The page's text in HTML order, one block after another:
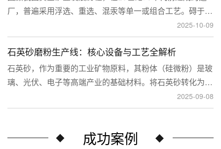
厂，普遍采用浮选、重选、混汞等单一或组合工艺。碍于当
时选矿工艺水平的限制，回收率普遍较低，大量细粒金、包
裹金或与特定矿物共生的金流失到尾矿中，造成了巨大的经
济损失。
2025-10-09
石英砂磨粉生产线：核心设备与工艺全解析
石英砂，作为重要的工业矿物原料，其粉体（硅微粉）是玻
璃、光伏、电子等高端产业的基础材料。将石英砂转化为高
附加值的粉体，离不开一套专业的石英砂磨粉成套设备。本
文将从设备、工艺到应用，为您全面解析这条生产线。
2025-09-08
成功案例